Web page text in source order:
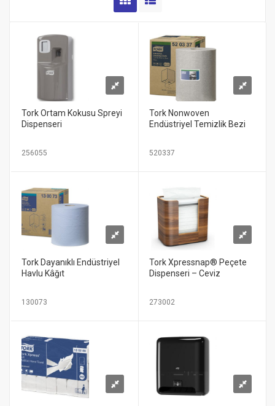
Tork Ortam Kokusu Spreyi
Dispenseri
256055
Tork Nonwoven
Endüstriyel Temizlik Bezi
520337
Tork Dayanıklı Endüstriyel
Havlu Kâğıt
130073
Tork Xpressnap® Peçete
Dispenseri – Ceviz
273002